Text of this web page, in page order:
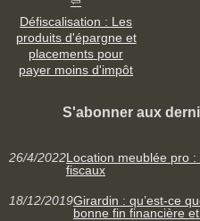
Défiscalisation : Les
produits d'épargne et
placements pour
payer moins d'impôt
S'abonner aux
26/4/2022Location meublée pro
fiscaux
18/12/2019Girardin : qu’est-ce
bonne fin financière